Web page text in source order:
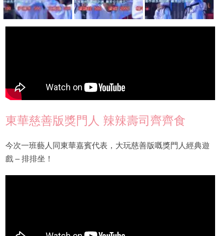
東華慈善版獎門人 辣辣壽司齊齊食
今次一班藝人同東華嘉賓代表，大玩慈善版嘅獎門人經典遊
戲 – 排排坐！